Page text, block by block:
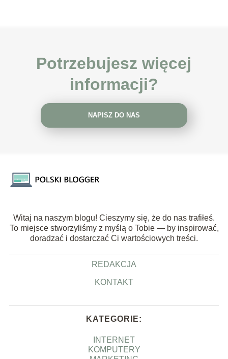
Potrzebujesz więcej
informacji?
NAPISZ DO NAS
Witaj na naszym blogu! Cieszymy się, że do nas trafiłeś.
To miejsce stworzyliśmy z myślą o Tobie — by inspirować,
doradzać i dostarczać Ci wartościowych treści.
REDAKCJA
KONTAKT
KATEGORIE:
INTERNET
KOMPUTERY